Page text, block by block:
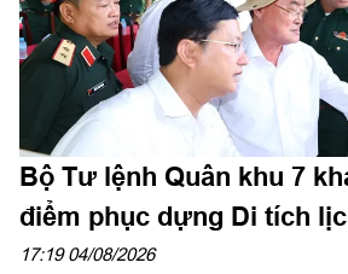
Bộ Tư lệnh Quân khu 7
điểm phục dựng Di tích
thành lập Quân khu
17:19 04/08/2026